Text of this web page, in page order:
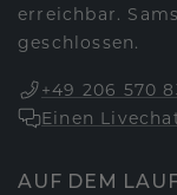
erreichbar.
geschlossen.
+49 206 570
Einen
AUF DEM